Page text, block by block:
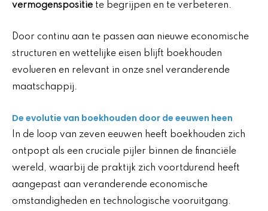
vermogenspositie te begrijpen en te verbeteren.
Door continu aan te passen aan nieuwe economische
structuren en wettelijke eisen blijft boekhouden
evolueren en relevant in onze snel veranderende
maatschappij.
De evolutie van boekhouden door de eeuwen heen
In de loop van zeven eeuwen heeft boekhouden zich
ontpopt als een cruciale pijler binnen de financiële
wereld, waarbij de praktijk zich voortdurend heeft
aangepast aan veranderende economische
omstandigheden en technologische vooruitgang.